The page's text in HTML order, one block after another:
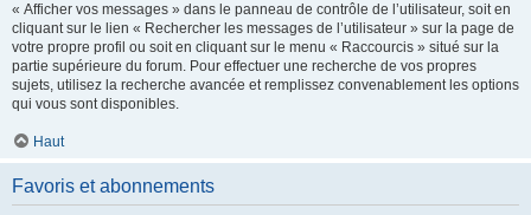
« Afficher vos messages » dans le panneau de contrôle de l’utilisateur, soit en
cliquant sur le lien « Rechercher les messages de l’utilisateur » sur la page de
votre propre profil ou soit en cliquant sur le menu « Raccourcis » situé sur la
partie supérieure du forum. Pour effectuer une recherche de vos propres
sujets, utilisez la recherche avancée et remplissez convenablement les options
qui vous sont disponibles.
Haut
Favoris et abonnements